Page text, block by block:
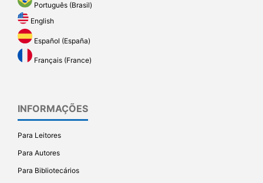
Português (Brasil)
English
Español (España)
Français (France)
INFORMAÇÕES
Para Leitores
Para Autores
Para Bibliotecários